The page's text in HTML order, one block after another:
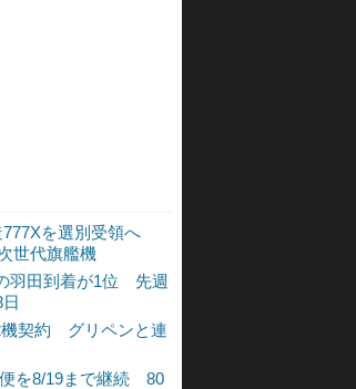
777Xを選別受領へ
世代旗艦機
羽田到着が1位 先週
機契約 グリペンと連
を8/19まで継続 80